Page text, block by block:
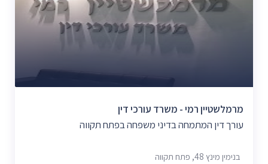
מרמלשטיין רמי - משרד עורכי דין
עורך דין המתמחה בדיני משפחה בפתח תקווה
בנימין מינץ 48, פתח תקווה